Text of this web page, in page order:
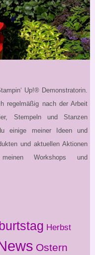
Up!® Demonstratorin.
regelmäßig nach der Arbeit
Stempeln und Stanzen
einige meiner Ideen und
und aktuellen Aktionen
Workshops und
Herbst
Ostern